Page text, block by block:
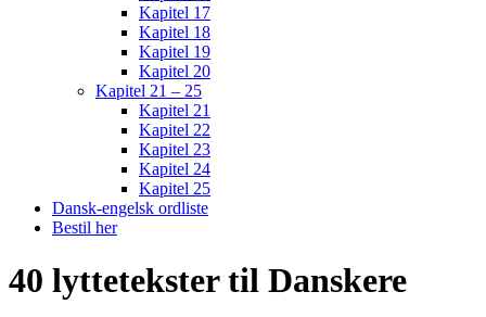
Kapitel 17
Kapitel 18
Kapitel 19
Kapitel 20
Kapitel 21 – 25
Kapitel 21
Kapitel 22
Kapitel 23
Kapitel 24
Kapitel 25
Dansk-engelsk ordliste
Bestil her
40 lyttetekster til Danskere